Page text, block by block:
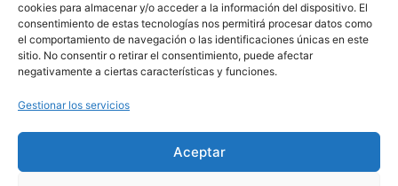
cookies para almacenar y/o acceder a la información del dispositivo. El
consentimiento de estas tecnologías nos permitirá procesar datos como
el comportamiento de navegación o las identificaciones únicas en este
sitio. No consentir o retirar el consentimiento, puede afectar
negativamente a ciertas características y funciones.
Gestionar los servicios
Aceptar
Links
Norlan Digital Marketing Para Psicólogos
Psicólogos Pozuelo
Psicología Para Tod@s
Legal
Condiciones de Uso y Venta